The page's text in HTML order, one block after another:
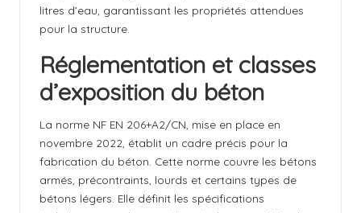
litres d’eau, garantissant les propriétés attendues
pour la structure.
Réglementation et classes
d’exposition du béton
La norme NF EN 206+A2/CN, mise en place en
novembre 2022, établit un cadre précis pour la
fabrication du béton. Cette norme couvre les bétons
armés, précontraints, lourds et certains types de
bétons légers. Elle définit les spécifications